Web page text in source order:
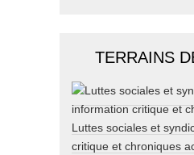
TERRAINS
Luttes sociales et
critique et chroniques